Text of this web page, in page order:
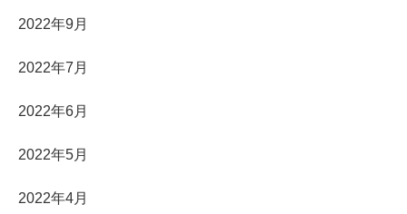
2022年9月
2022年7月
2022年6月
2022年5月
2022年4月